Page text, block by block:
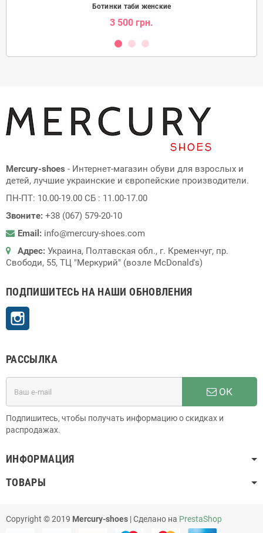
Ботинки таби женские
3 500 грн.
Mercury-shoes - Интернет-магазин обуви для взрослых и
детей, лучшие украинские и європейские производители.
ПН-ПТ: 10.00-19.00 СБ : 11.00-17.00
Звоните: +38 (067) 579-20-10
Email: info@mercury-shoes.com
Адрес: Украина, Полтавская обл., г. Кременчуг, пр.
Свободи, 55, ТЦ "Меркурий" (возле McDonald's)
ПОДПИШИТЕСЬ НА НАШИ ОБНОВЛЕНИЯ
РАССЫЛКА
ОК
Подпишитесь, чтобы получать информацию о скидках и
распродажах.
ИНФОРМАЦИЯ
ТОВАРЫ
Copyright © 2019 Mercury-shoes | Сделано на PrestaShop